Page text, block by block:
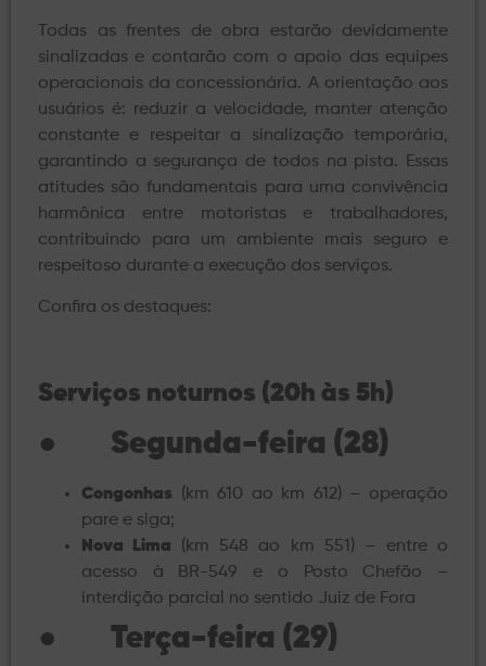
Todas as frentes de obra estarão devidamente
sinalizadas e contarão com o apoio das equipes
operacionais da concessionária. A orientação aos
usuários é: reduzir a velocidade, manter atenção
constante e respeitar a sinalização temporária,
garantindo a segurança de todos na pista. Essas
atitudes são fundamentais para uma convivência
harmônica entre motoristas e trabalhadores,
contribuindo para um ambiente mais seguro e
respeitoso durante a execução dos serviços.
Confira os destaques:
Serviços noturnos (20h às 5h)
● Segunda-feira (28)
Congonhas (km 610 ao km 612) – operação
pare e siga;
Nova Lima (km 548 ao km 551) – entre o
acesso à BR-549 e o Posto Chefão –
interdição parcial no sentido Juiz de Fora
● Terça-feira (29)